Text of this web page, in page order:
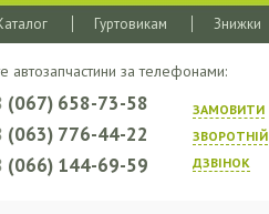
Гуртовикам Знижки
автозапчастини за телефонами:
ЗАМОВИТИ
ЗВОРОТНIЙ
ДЗВIНОК
(067) 658-73-58
(063) 776-44-22
(066) 144-69-59